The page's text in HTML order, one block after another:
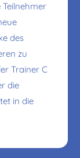
des
zu
Trainer C
die
in die